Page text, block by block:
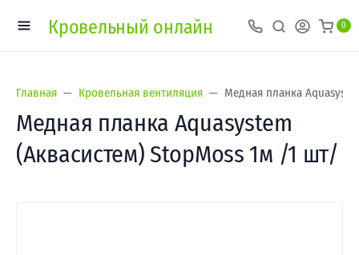
Кровельный онлайн 0
Главная Кровельная вентиляция Медная планка
Медная планка Aquasystem
(Аквасистем) StopMoss 1м /1 шт/